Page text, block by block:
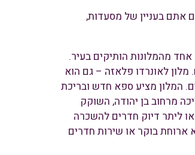
אתם בעניין של מסעדות,
אחד מהמלונות הותיקים בעיר.
מלון לאונרדו פלאזה – גם הוא
המלון מציע ספא חדש ובריכת
מרחוב בן יהודה, השוקק
או ליתר דיוק חדרים להשכרה
בוקר או שירות חדרים